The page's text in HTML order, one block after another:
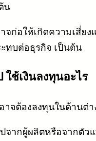
น
จก่อให้เกิดความเสี่ย
ทบต่อธุรกิจ เป็นต้น
ใช้เงินลงทุนอะไร
าจต้องลงทุนในด้านต่า
จากผู้ผลิตหรือจากตัว